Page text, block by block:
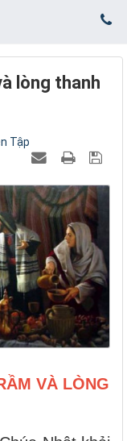
lòng thanh
Tập
VÀ LÒNG